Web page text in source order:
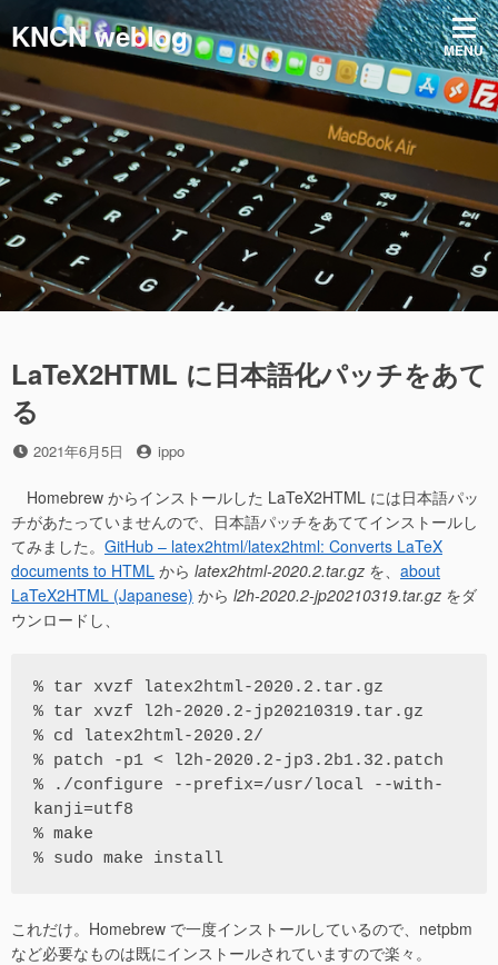
ン
ツ
へ
ス
キ
ッ
プ
KNCN weblog MENU
LaTeX2HTML に日本語化パッチをあて
る
投
日
2021年6月5日
投
者
ippo
Homebrew からインストールした LaTeX2HTML には日本語パッ
チがあたっていませんので、日本語パッチをあててインストールし
てみました。 GitHub – latex2html/latex2html: Converts LaTeX
documents to HTML から latex2html-2020.2.tar.gz を、 about
LaTeX2HTML (Japanese) から l2h-2020.2-jp20210319.tar.gz をダ
ウンロードし、
% tar xvzf latex2html-2020.2.tar.gz
% tar xvzf l2h-2020.2-jp20210319.tar.gz
% cd latex2html-2020.2/
% patch -p1 < l2h-2020.2-jp3.2b1.32.patch
% ./configure --prefix=/usr/local --with-
kanji=utf8
% make
% sudo make install
これだけ。Homebrew で一度インストールしているので、netpbm
など必要なものは既にインストールされていますので楽々。